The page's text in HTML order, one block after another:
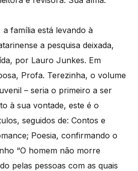
a família está levando à
a pesquisa deixada,
por Lauro Junkes. Em
Profa. Terezinha, o volume
– seria o primeiro a ser
à sua vontade, este é o
seguidos de: Contos e
Poesia, confirmando o
“O homem não morre
pelas pessoas com as quais